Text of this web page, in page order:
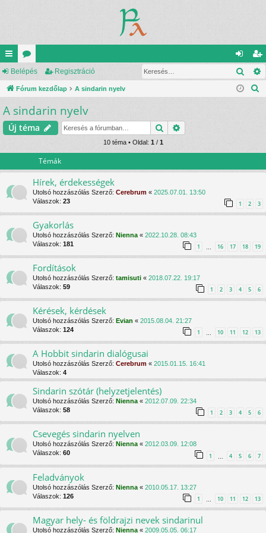
yo
rs
lin
ke
ór
u
m
ok
el
ép
eg
is
Belépés Regisztráció
Fórum kezdőlap A sindarin nyelv
é
A sindarin nyelv
Új téma Keresés
10 téma • Oldal: 1 / 1
Témák
Hírek, érdekességek
Utolsó hozzászólás Szerző: Cerebrum « 2025.07.01. 13:50
Válaszok: 23 1 2 3
Gyakorlás
Utolsó hozzászólás Szerző: Nienna « 2022.10.28. 08:43
Válaszok: 181 1 … 16 17 18 19
Fordítások
Utolsó hozzászólás Szerző: tamisuti « 2018.07.22. 19:17
Válaszok: 59 1 2 3 4 5 6
Kérések, kérdések
Utolsó hozzászólás Szerző: Evian « 2015.08.04. 21:27
Válaszok: 124 1 … 10 11 12 13
A Hobbit sindarin dialógusai
Utolsó hozzászólás Szerző: Cerebrum « 2015.01.15. 16:41
Válaszok: 4
Sindarin szótár (helyzetjelentés)
Utolsó hozzászólás Szerző: Nienna « 2012.07.09. 22:34
Válaszok: 58 1 2 3 4 5 6
Csevegés sindarin nyelven
Utolsó hozzászólás Szerző: Nienna« 2012.03.09. 12:08
Válaszok: 60 1 4 5 6 7
Feladványok
Utolsó hozzászólás Szerző: Nienna « 2010.05.17. 13:27
Válaszok: 126 1 10 11 12 13
Magyar hely- és földrajzi nevek sindarinul
Utolsó hozzászólás Szerző: Nienna « 2009.05.05. 06:17